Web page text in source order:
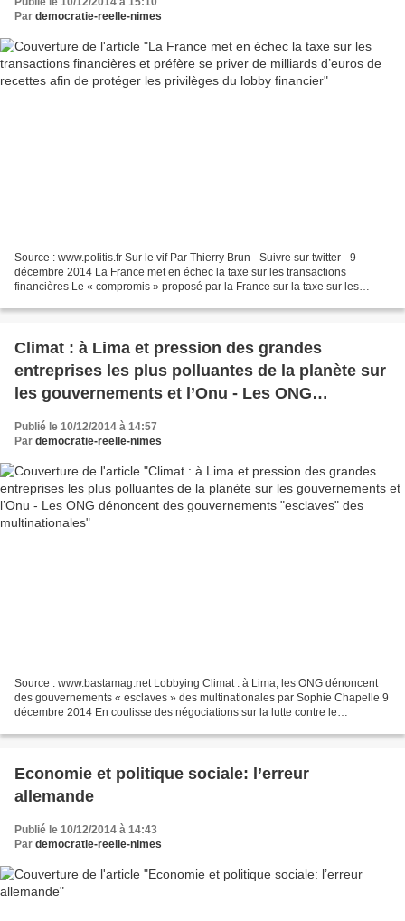
Par democratie-reelle-nimes
Source : www.politis.fr Sur le vif Par Thierry Brun - Suivre sur twitter - 9
décembre 2014 La France met en échec la taxe sur les transactions
financières Le « compromis » proposé par la France sur la taxe sur les
Climat : à Lima et pression des grandes
entreprises les plus polluantes de la planète sur
les gouvernements et l’Onu - Les ONG
dénoncent des gouvernements "esclaves" des
multinationales
Publié le 10/12/2014 à 14:57
Par democratie-reelle-nimes
Source : www.bastamag.net Lobbying Climat : à Lima, les ONG dénoncent
des gouvernements « esclaves » des multinationales par Sophie Chapelle 9
décembre 2014 En coulisse des négociations sur la lutte contre le
Economie et politique sociale: l’erreur
allemande
Publié le 10/12/2014 à 14:43
Par democratie-reelle-nimes